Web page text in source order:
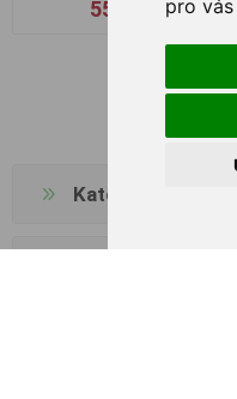
pro
559,00 Kč
Kategorie